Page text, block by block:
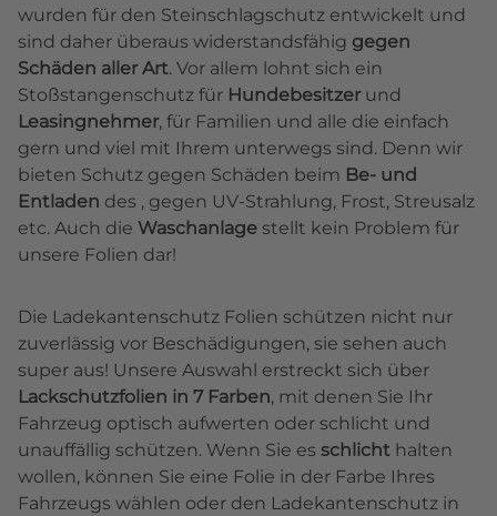
wurden für den Steinschlagschutz entwickelt und
sind daher überaus widerstandsfähig gegen
Schäden aller Art. Vor allem lohnt sich ein
Stoßstangenschutz für Hundebesitzerund
Leasingnehmer, für Familien und alle die einfach
gern und viel mit Ihrem unterwegs sind. Denn wir
bieten Schutz gegen Schäden beim Be- und
Entladen des , gegen UV-Strahlung, Frost, Streusalz
etc. Auch die Waschanlage stellt kein Problem für
unsere Folien dar!
Die Ladekantenschutz Folien schützen nicht nur
zuverlässig vor Beschädigungen, sie sehen auch
super aus! Unsere Auswahl erstreckt sich über
Lackschutzfolien in 7 Farben, mit denen Sie Ihr
Fahrzeug optisch aufwerten oder schlicht und
unauffällig schützen. Wenn Sie es schlicht halten
wollen, können Sie eine Folie in der Farbe Ihres
Fahrzeugs wählen oder den Ladekantenschutz in